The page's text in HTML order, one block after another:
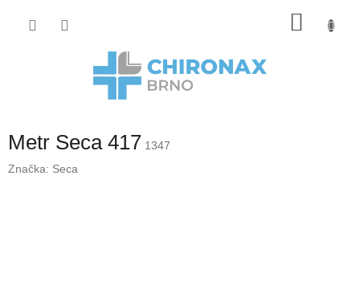
Metr Seca 417 1347
Značka: Seca